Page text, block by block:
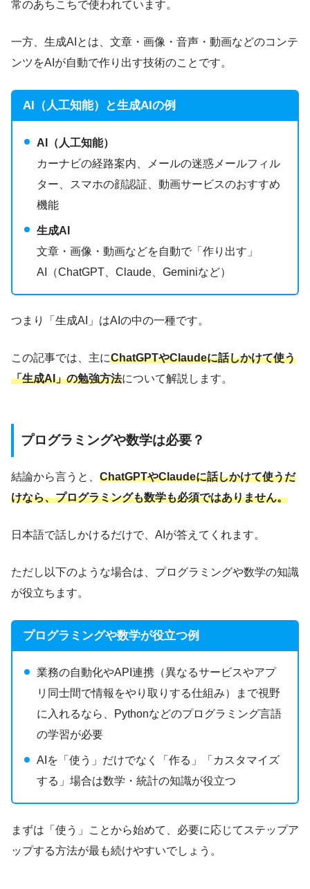
常のあちこちで使われています。
一方、生成AIとは、文章・画像・音声・動画などのコンテ
ンツをAIが自動で作り出す技術のことです。
AI（人工知能）と生成AIの例
AI（人工知能）
カーナビの経路案内、メールの迷惑メールフィル
ター、スマホの顔認証、動画サービスのおすすめ
機能
生成AI
文章・画像・動画などを自動で「作り出す」
AI（ChatGPT、Claude、Geminiなど）
つまり「生成AI」はAIの中の一種です。
この記事では、主にChatGPTやClaudeに話しかけて使う
「生成AI」の勉強方法について解説します。
プログラミングや数学は必要？
結論から言うと、 ChatGPTやClaudeに話しかけて使うだ
けなら、プログラミングも数学も必須ではありません。
日本語で話しかけるだけで、AIが答えてくれます。
ただし以下のような場合は、プログラミングや数学の知識
が役立ちます。
プログラミングや数学が役立つ例
業務の自動化やAPI連携（異なるサービスやアプ
リ同士間で情報をやり取りする仕組み）まで視野
に入れるなら、Pythonなどのプログラミング言語
の学習が必要
AIを「使う」だけでなく「作る」「カスタマイズ
する」場合は数学・統計の知識が役立つ
まずは「使う」ことから始めて、必要に応じてステップア
ップする方法が最も続けやすいでしょう。